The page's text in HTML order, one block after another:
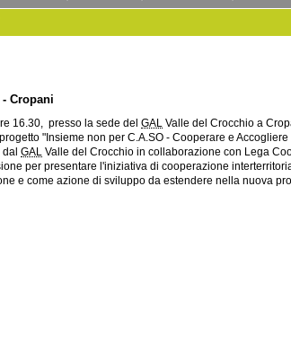
Cropani
16.30, presso la sede del GAL Valle del Crocchio a
"Insieme non per C.A.SO - Cooperare e
GAL Valle del Crocchio in collaborazione con Lega
per presentare l'iniziativa di cooperazione
e come azione di sviluppo da estendere nella nuova